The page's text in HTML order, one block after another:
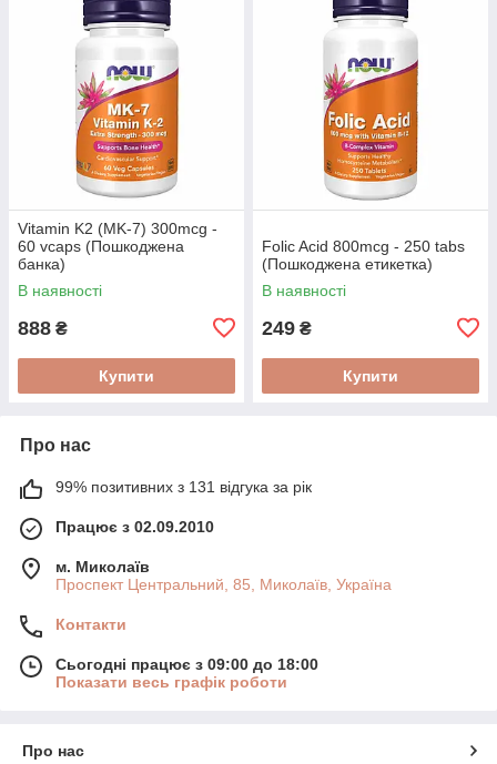
Vitamin K2 (MK-7) 300mcg -
60 vcaps (Пошкоджена
банка)
В наявності
888 ₴
Купити
Folic Acid 800mcg - 250 tabs
(Пошкоджена етикетка)
В наявності
249 ₴
Купити
Про нас
99% позитивних з 131 відгука за рік
Працює з 02.09.2010
м. Миколаїв
Проспект Центральний, 85, Миколаїв, Україна
Контакти
Сьогодні працює з 09:00 до 18:00
Показати весь графік роботи
Про нас